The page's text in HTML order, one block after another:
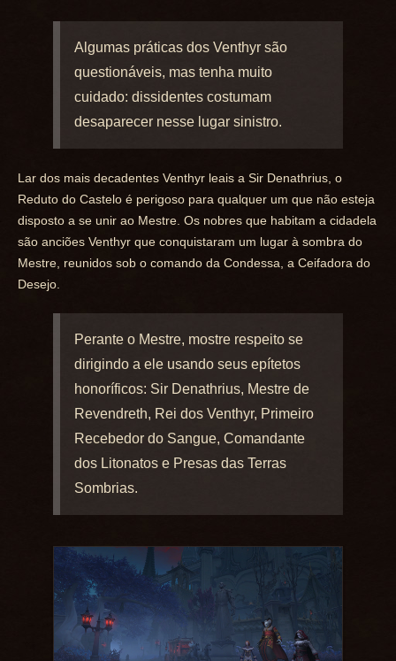
Algumas práticas dos Venthyr são
questionáveis, mas tenha muito
cuidado: dissidentes costumam
desaparecer nesse lugar sinistro.
Lar dos mais decadentes Venthyr leais a Sir Denathrius, o
Reduto do Castelo é perigoso para qualquer um que não esteja
disposto a se unir ao Mestre. Os nobres que habitam a cidadela
são anciões Venthyr que conquistaram um lugar à sombra do
Mestre, reunidos sob o comando da Condessa, a Ceifadora do
Desejo.
Perante o Mestre, mostre respeito se
dirigindo a ele usando seus epítetos
honoríficos: Sir Denathrius, Mestre de
Revendreth, Rei dos Venthyr, Primeiro
Recebedor do Sangue, Comandante
dos Litonatos e Presas das Terras
Sombrias.